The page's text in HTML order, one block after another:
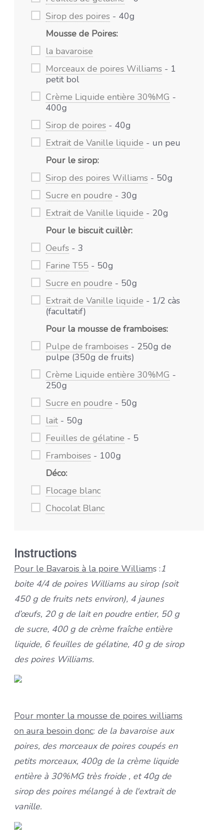
Sirop des poires - 40g
Mousse de Poires:
la bavaroise
Morceaux de poires Williams - 1
petit bol
Crème Liquide entière 30%MG -
400g
Sirop de poires - 40g
Extrait de Vanille liquide - un peu
Pour le sirop:
Sirop des poires Williams - 50g
Sucre en poudre - 30g
Extrait de Vanille liquide - 20g
Pour le biscuit cuillèr:
Oeufs - 3
Farine T55 - 50g
Sucre en poudre - 50g
Extrait de Vanille liquide - 1/2 càs
(facultatif)
Pour la mousse de framboises:
Pulpe de framboises - 250g de
pulpe (350g de fruits)
Crème Liquide entière 30%MG -
250g
Sucre en poudre - 50g
lait- 50g
Feuilles de gélatine - 5
Framboises - 100g
Déco:
Flocage blanc
Chocolat Blanc
Instructions
Pour le Bavarois à la poire Williams :1
boite 4/4 de poires Williams au sirop (soit
450 g de fruits nets environ), 4 jaunes
d’œufs, 20 g de lait en poudre entier, 50 g
de sucre, 400 g de crème fraîche entière
liquide, 6 feuilles de gélatine, 40 g de sirop
des poires Williams.
Pour monter la mousse de poires williams
on aura besoin donc: de la bavaroise aux
poires, des morceaux de poires coupés en
petits morceaux, 400g de la crème liquide
entière à 30%MG très froide , et 40g de
sirop des poires mélangé à de l'extrait de
vanille.